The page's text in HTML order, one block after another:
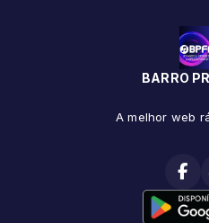
BARRO
A melhor web